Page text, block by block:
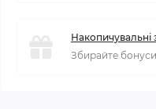
Збирайте